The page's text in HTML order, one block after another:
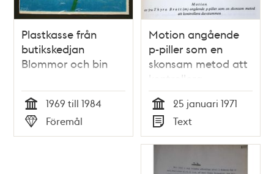
Plastkasse från
butikskedjan
Blommor och bin
Tid
1969 till 1984
Typ
Föremål
Motion angående
p-piller som en
skonsam metod att
kontrollera
duvstammen -
Stadsfullmäktige
1971
Tid
25 januari 1971
Typ
Text